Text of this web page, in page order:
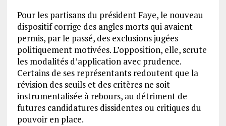
Pour les partisans du président Faye, le nouveau
dispositif corrige des angles morts qui avaient
permis, par le passé, des exclusions jugées
politiquement motivées. L’opposition, elle, scrute
les modalités d’application avec prudence.
Certains de ses représentants redoutent que la
révision des seuils et des critères ne soit
instrumentalisée à rebours, au détriment de
futures candidatures dissidentes ou critiques du
pouvoir en place.